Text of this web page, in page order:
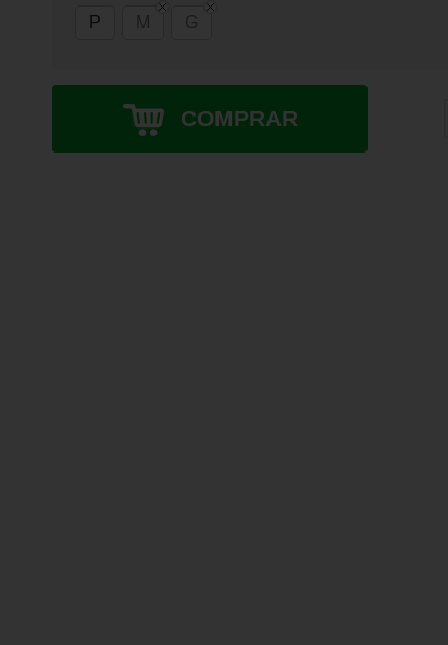
P
M G
COMPRAR